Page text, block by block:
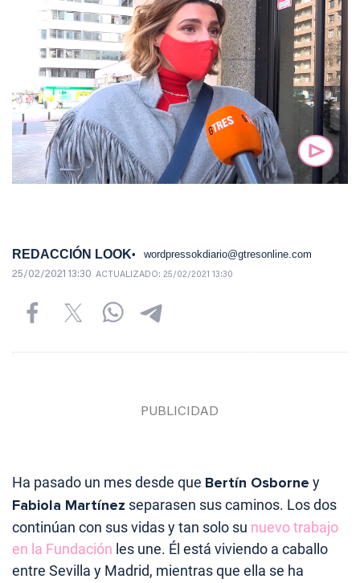
REDACCIÓN LOOK wordpressokdiario@gtresonline.com
25/02/2021 13:30 ACTUALIZADO: 25/02/2021 13:30
Ha pasado un mes desde que Bertín Osborne y
Fabiola Martínez separasen sus caminos. Los dos
continúan con sus vidas y tan solo su nuevo trabajo
en la Fundación les une. Él está viviendo a caballo
entre Sevilla y Madrid, mientras que ella se ha